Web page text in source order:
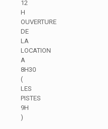
12
H
OUVERTURE
DE
LA
LOCATION
A
8H30
(
LES
PISTES
9H
)